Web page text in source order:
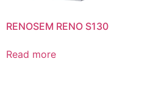
RENOSEM RENO S130
Read more